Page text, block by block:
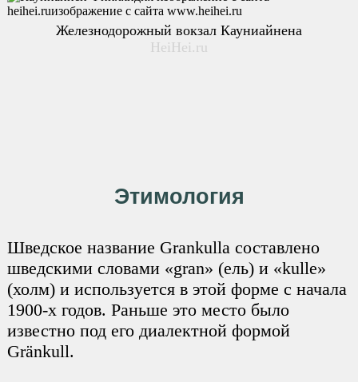
Железнодорожный вокзал Кауниайнена
HeiHei.ru
Этимология
Шведское название Grankulla составлено
шведскими словами «gran» (ель) и «kulle»
(холм) и используется в этой форме с начала
1900-х годов. Раньше это место было
известно под его диалектной формой
Gränkull.